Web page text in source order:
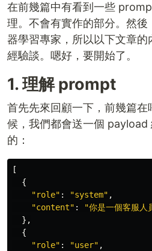
在前幾篇中有看到一些
理。不會有實作的部分。然
器學習專家，所以以下文章
經驗談。嗯好，要開始了。
1. 理解 prompt
首先先來回顧一下，前幾篇
候，我們都會送一個 payload
的：
[
{
"role" : "system" ,
"content" : "你是一個客服人
},
{
"role" : "user" ,